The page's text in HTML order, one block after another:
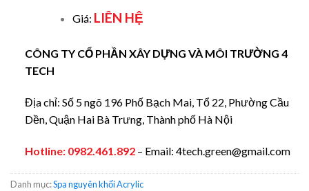
Giá: LIÊN HỆ
CÔNG TY CỔ PHẦN XÂY DỰNG VÀ MÔI TRƯỜNG 4
TECH
Địa chỉ: Số 5 ngõ 196 Phố Bạch Mai, Tổ 22, Phường Cầu
Dền, Quận Hai Bà Trưng, Thành phố Hà Nội
Hotline: 0982.461.892– Email: 4tech.green@gmail.com
Danh mục:Spa nguyên khối Acrylic